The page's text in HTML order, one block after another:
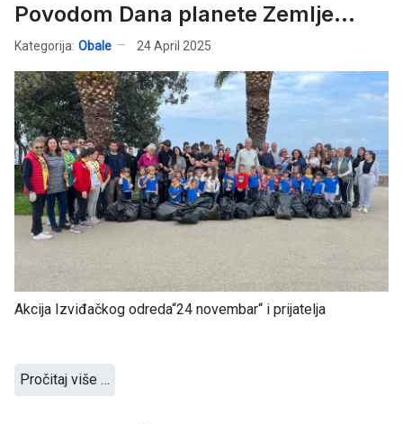
Povodom Dana planete Zemlje…
Kategorija: Obale 24 April 2025
Akcija Izviđačkog odreda“24 novembar“ i prijatelja
Pročitaj više …